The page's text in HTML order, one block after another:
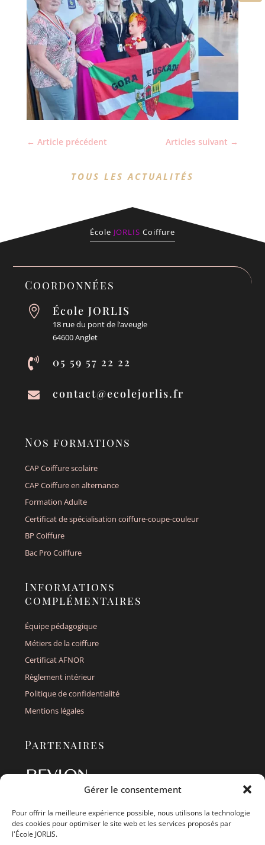
Gérer le consentement
Pour offrir la meilleure expérience possible, nous utilisons la technologie
des cookies pour optimiser le site web et les services proposés par
l'École JORLIS.
← Article précédent Articles suivant →
TOUS LES ACTUALITÉS
École JORLIS Coiffure
Coordonnées
 École JORLIS
18 rue du pont de l’aveugle
64600 Anglet
 05 59 57 22 22
 contact@ecolejorlis.fr
Nos formations
CAP Coiffure scolaire
CAP Coiffure en alternance
Formation Adulte
Certificat de spécialisation coiffure-coupe-couleur
BP Coiffure
Bac Pro Coiffure
Informations
complémentaires
Équipe pédagogique
Métiers de la coiffure
Certificat AFNOR
Règlement intérieur
Politique de confidentialité
Mentions légales
Partenaires